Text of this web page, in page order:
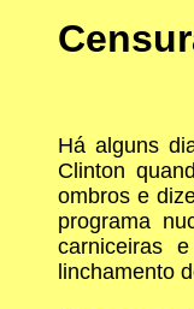
Há alguns
Clinton
ombros e
programa
carniceiras
linchamento